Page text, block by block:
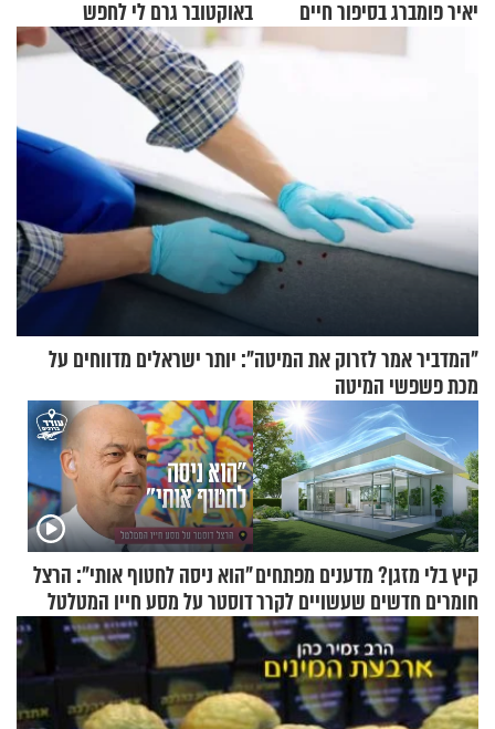
יאיר פומברג בסיפור חיים
באוקטובר גרם לי לחפש
תשובות"
"המדביר אמר לזרוק את המיטה": יותר ישראלים מדווחים על
מכת פשפשי המיטה
קיץ בלי מזגן? מדענים מפתחים
חומרים חדשים שעשויים לקרר
בתים
"הוא ניסה לחטוף אותי": הרצל
דוסטר על מסע חייו המטלטל